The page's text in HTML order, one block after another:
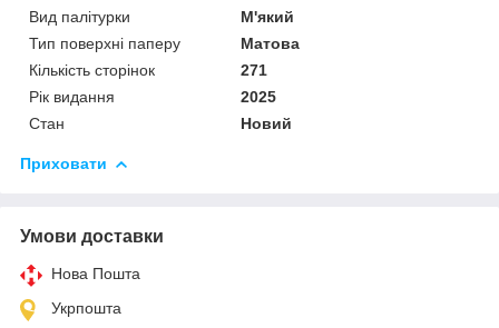
Вид палітурки
М'який
Тип поверхні паперу
Матова
Кількість сторінок
271
Рік видання
2025
Стан
Новий
Приховати
Умови доставки
Нова Пошта
Укрпошта